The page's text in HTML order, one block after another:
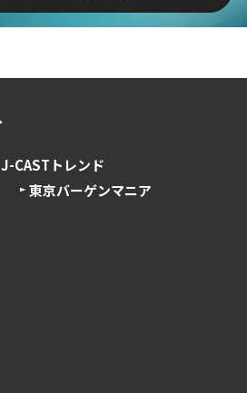
J-CASTトレンド
東京バーゲンマニア